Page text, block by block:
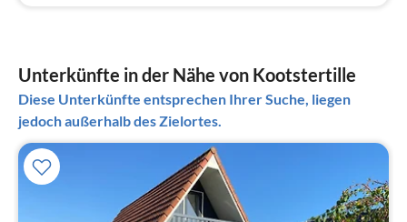
Unterkünfte in der Nähe von Kootstertille
Diese Unterkünfte entsprechen Ihrer Suche, liegen
jedoch außerhalb des Zielortes.